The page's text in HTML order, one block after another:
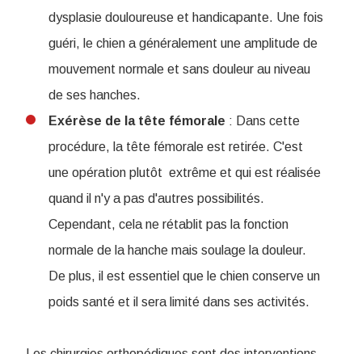
dysplasie douloureuse et handicapante. Une fois
guéri, le chien a généralement une amplitude de
mouvement normale et sans douleur au niveau
de ses hanches.
Exérèse de la tête fémorale : Dans cette
procédure, la tête fémorale est retirée. C'est
une opération plutôt extrême et qui est réalisée
quand il n'y a pas d'autres possibilités.
Cependant, cela ne rétablit pas la fonction
normale de la hanche mais soulage la douleur.
De plus, il est essentiel que le chien conserve un
poids santé et il sera limité dans ses activités.